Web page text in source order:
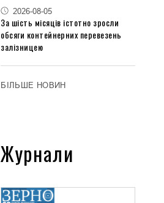
2026-08-05
За шість місяців істотно зросли
обсяги контейнерних перевезень
залізницею
БІЛЬШЕ НОВИН
Журнали